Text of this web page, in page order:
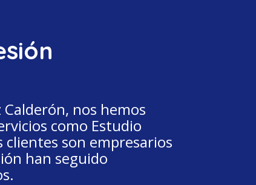
Calderón, nos hemos
como Estudio
son empresarios
han seguido